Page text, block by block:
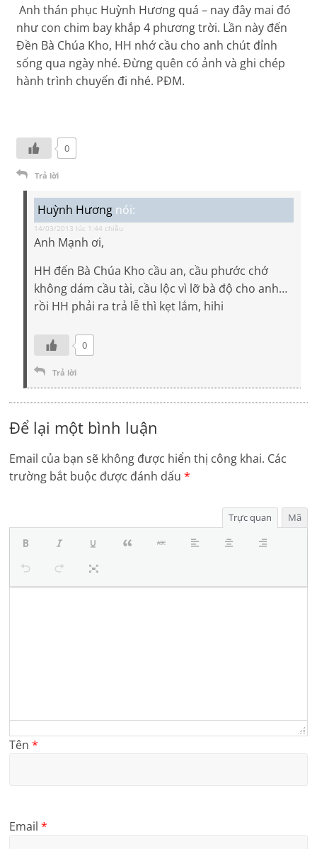
Anh thán phục Huỳnh Hương quá – nay đây mai đó
như con chim bay khắp 4 phương trời. Lần này đến
Đền Bà Chúa Kho, HH nhớ cầu cho anh chút đỉnh
sống qua ngày nhé. Đừng quên có ảnh và ghi chép
hành trình chuyến đi nhé. PĐM.
0
Trả lời
Huỳnh Hương nói:
14/03/2013 lúc 1:44 chiều
Anh Mạnh ơi,
HH đến Bà Chúa Kho cầu an, cầu phước chớ
không dám cầu tài, cầu lộc vì lỡ bà độ cho anh…
rồi HH phải ra trả lễ thì kẹt lắm, hihi
0
Trả lời
Để lại một bình luận
Email của bạn sẽ không được hiển thị công khai. Các
trường bắt buộc được đánh dấu*
Trực quan Mã
Tên*
Email*